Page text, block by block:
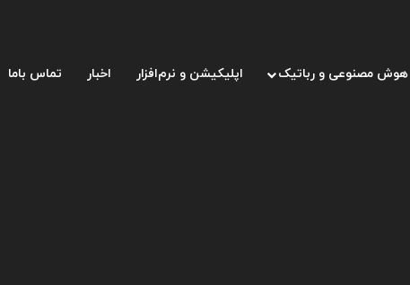
هوش مصنوعی و رباتیک اپلیکیشن و نرم‌افزار اخبار تماس باما